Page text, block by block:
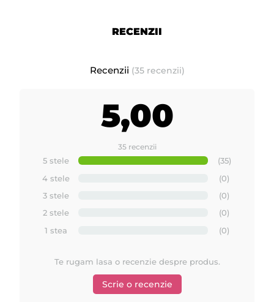
RECENZII
Recenzii (35 recenzii)
5,00
35 recenzii
5 stele
(35)
4 stele
(0)
3 stele
(0)
2 stele
(0)
1 stea
(0)
Te rugam lasa o recenzie despre produs.
Scrie o recenzie